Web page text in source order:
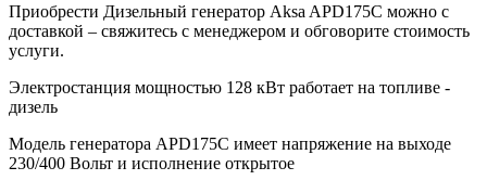
Приобрести Дизельный генератор Aksa APD175C можно с
доставкой – свяжитесь с менеджером и обговорите стоимость
услуги.
Электростанция мощностью 128 кВт работает на топливе -
дизель
Модель генератора APD175C имеет напряжение на выходе
230/400 Вольт и исполнение открытое